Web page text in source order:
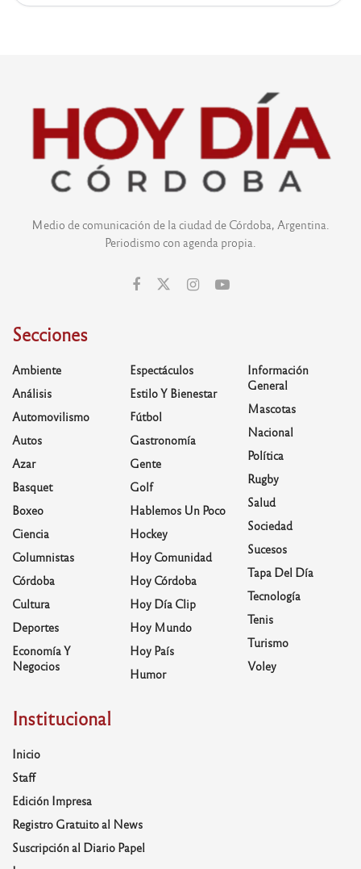
Medio de comunicación de la ciudad de Córdoba, Argentina.
Periodismo con agenda propia.
Secciones
Ambiente
Análisis
Automovilismo
Autos
Azar
Basquet
Boxeo
Ciencia
Columnistas
Córdoba
Cultura
Deportes
Economía Y
Negocios
Espectáculos
Estilo Y Bienestar
Fútbol
Gastronomía
Gente
Golf
Hablemos Un Poco
Hockey
Hoy Comunidad
Hoy Córdoba
Hoy Día Clip
Hoy Mundo
Hoy País
Humor
Información
General
Mascotas
Nacional
Política
Rugby
Salud
Sociedad
Sucesos
Tapa Del Día
Tecnología
Tenis
Turismo
Voley
Institucional
Inicio
Staff
Edición Impresa
Registro Gratuito al News
Suscripción al Diario Papel